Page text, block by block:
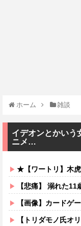
ホーム 雑談
イデオンとかいう
ニメ…
★【ワートリ】木
【悲痛】 溺れた
【画像】カードゲ
【トリダモノ氏オ